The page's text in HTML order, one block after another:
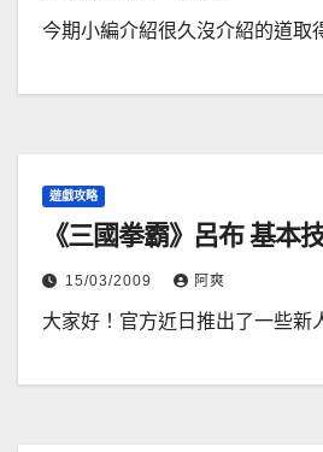
今期小編介紹很久沒介紹的道取
遊戲攻略
《三國拳霸》呂布 基本
15/03/2009 阿爽
大家好！官方近日推出了一些新